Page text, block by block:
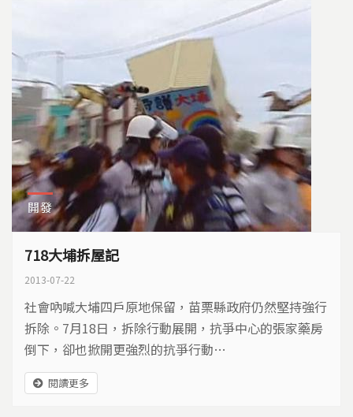
開發
718大埔拆屋記
2013-07-22
社會吶喊大埔四戶原地保留，苗栗縣政府仍然堅持強行
拆除。7月18日，拆除行動展開，抗爭中心的張家藥房
倒下，卻也掀開更強烈的抗爭行動…
閱讀更多